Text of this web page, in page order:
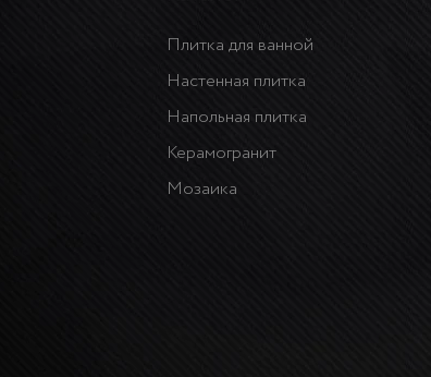
Плитка для ванной
Настенная плитка
Напольная плитка
Керамогранит
Мозаика